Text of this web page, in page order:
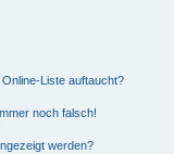
Liste auftaucht?
noch falsch!
werden?